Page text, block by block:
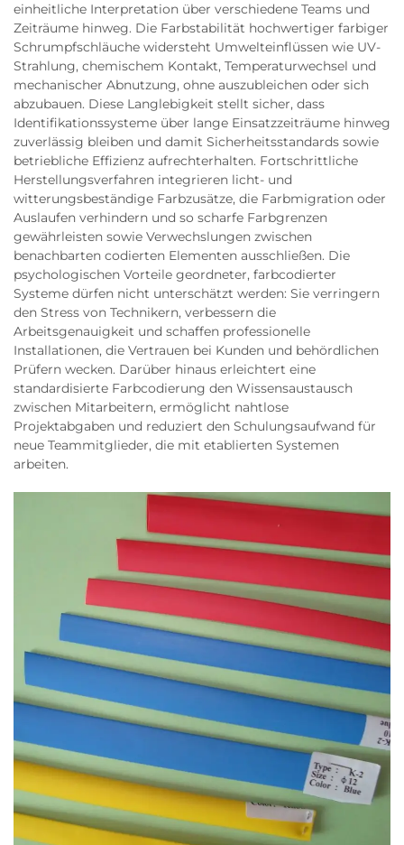
einheitliche Interpretation über verschiedene Teams und
Zeiträume hinweg. Die Farbstabilität hochwertiger farbiger
Schrumpfschläuche widersteht Umwelteinflüssen wie UV-
Strahlung, chemischem Kontakt, Temperaturwechsel und
mechanischer Abnutzung, ohne auszubleichen oder sich
abzubauen. Diese Langlebigkeit stellt sicher, dass
Identifikationssysteme über lange Einsatzzeiträume hinweg
zuverlässig bleiben und damit Sicherheitsstandards sowie
betriebliche Effizienz aufrechterhalten. Fortschrittliche
Herstellungsverfahren integrieren licht- und
witterungsbeständige Farbzusätze, die Farbmigration oder
Auslaufen verhindern und so scharfe Farbgrenzen
gewährleisten sowie Verwechslungen zwischen
benachbarten codierten Elementen ausschließen. Die
psychologischen Vorteile geordneter, farbcodierter
Systeme dürfen nicht unterschätzt werden: Sie verringern
den Stress von Technikern, verbessern die
Arbeitsgenauigkeit und schaffen professionelle
Installationen, die Vertrauen bei Kunden und behördlichen
Prüfern wecken. Darüber hinaus erleichtert eine
standardisierte Farbcodierung den Wissensaustausch
zwischen Mitarbeitern, ermöglicht nahtlose
Projektabgaben und reduziert den Schulungsaufwand für
neue Teammitglieder, die mit etablierten Systemen
arbeiten.